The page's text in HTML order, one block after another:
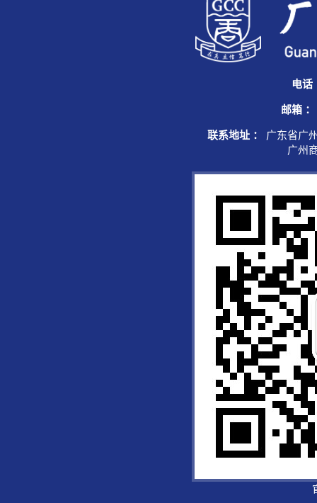
电话
邮箱 ：
联系地址 ：
广东省广
广州商学院